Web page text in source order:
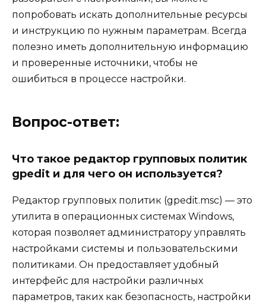
попробовать искать дополнительные ресурсы
и инструкцию по нужным параметрам. Всегда
полезно иметь дополнительную информацию
и проверенные источники, чтобы не
ошибиться в процессе настройки.
Вопрос-ответ:
Что такое редактор групповых политик
gpedit и для чего он используется?
Редактор групповых политик (gpedit.msc) — это
утилита в операционных системах Windows,
которая позволяет администратору управлять
настройками системы и пользовательскими
политиками. Он предоставляет удобный
интерфейс для настройки различных
параметров, таких как безопасность, настройки